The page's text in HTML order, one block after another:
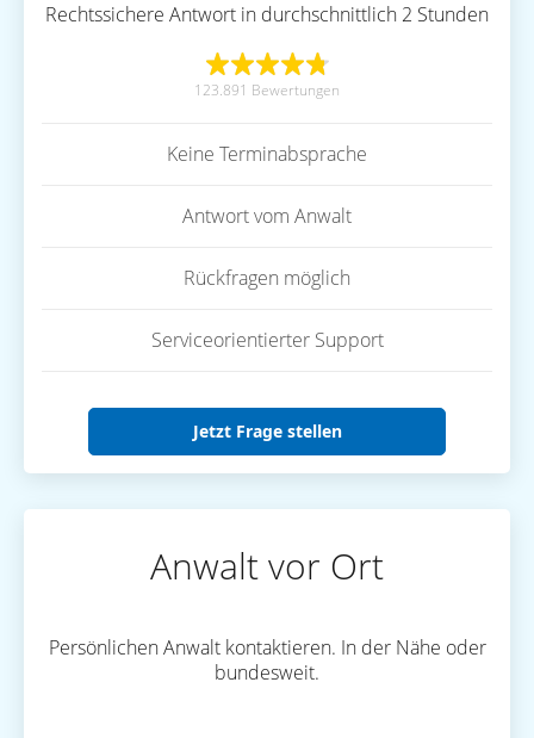
Rechtssichere Antwort in durchschnittlich 2 Stunden
123.891 Bewertungen
Keine Terminabsprache
Antwort vom Anwalt
Rückfragen möglich
Serviceorientierter Support
Jetzt Frage stellen
Anwalt vor Ort
Persönlichen Anwalt kontaktieren. In der Nähe oder
bundesweit.